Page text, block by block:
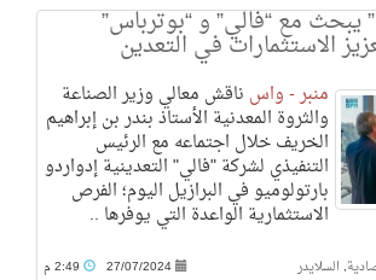
يبحث مع “فالي” و “بوترباس”
الاستثمارات في التعدين
منبر - واس ناقش معالي وزير الصناعة
والثروة المعدنية الأستاذ بندر بن إبراهيم
الخريف خلال اجتماعه مع الرئيس
التنفيذي لشركة "فالي" التعدينية إدواردو
بارتولوميو في البرازيل اليوم؛ الفرص
الاستثمارية الواعدة التي يوفرها ..
, السلايدر 27/07/2024